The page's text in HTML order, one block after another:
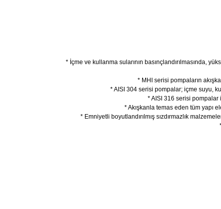
* İçme ve kullanma sularının basınçlandırılmasında,
* MHI serisi pompaların
* AISI 304 serisi pompalar; içme suyu,
* AISI 316 serisi pompalar
* Akışkanla temas eden tüm yapı
* Emniyetli boyutlandırılmış sızdırmazlık